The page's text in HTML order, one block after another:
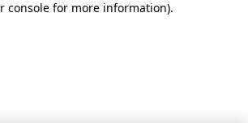
console for more information).